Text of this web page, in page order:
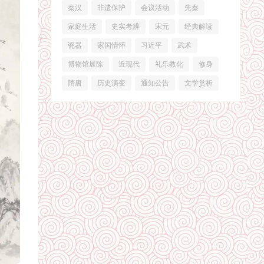
秦汉 非遗保护 会议活动 先秦
家庭生活 史实考辨 宋元 经典解读
瓷器 家国情怀 习近平 武术
博物馆展陈 近现代 礼乐教化 修身
隋唐 历史演变 通知公告 文学赏析